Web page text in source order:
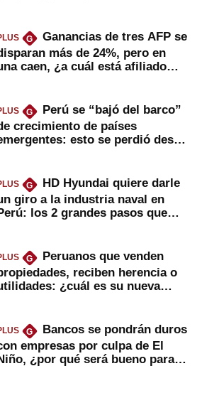
G
Ganancias de tres AFP se
más de 24%, pero en
caen, ¿a cuál está afiliado
G
Perú se “bajó del barco”
crecimiento de países
esto se perdió desde
G
HD Hyundai quiere darle
giro a la industria naval en
los 2 grandes pasos que
G
Peruanos que venden
reciben herencia o
¿cuál es su nueva
G
Bancos se pondrán duros
empresas por culpa de El
¿por qué será bueno para